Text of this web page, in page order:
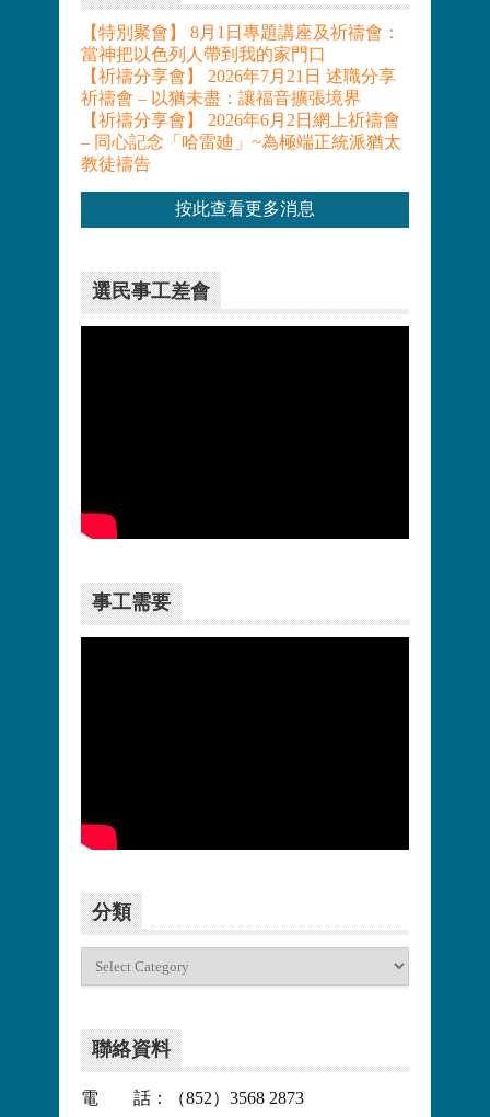
【特別聚會】 8月1日專題講座及祈禱會：
當神把以色列人帶到我的家門口
【祈禱分享會】 2026年7月21日 述職分享
祈禱會 – 以猶未盡：讓福音擴張境界
【祈禱分享會】 2026年6月2日網上祈禱會
– 同心記念「哈雷廸」~為極端正統派猶太
教徒禱告
按此查看更多消息
選民事工差會
事工需要
分類
聯絡資料
電 話：（852）3568 2873